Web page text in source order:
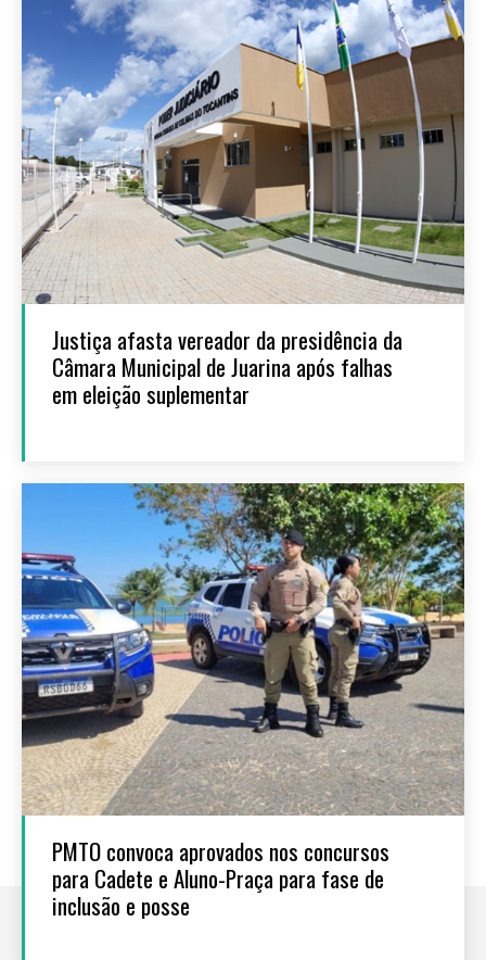
Justiça afasta vereador da presidência da
Câmara Municipal de Juarina após falhas
em eleição suplementar
PMTO convoca aprovados nos concursos
para Cadete e Aluno-Praça para fase de
inclusão e posse